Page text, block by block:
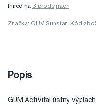
Ihned na 3 prodejnách
Značka: GUM Sunstar Kód
Popis
GUM ActiVital ústny